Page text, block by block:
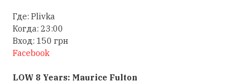
Где: Plivka
Когда: 23:00
Вход: 150 грн
Facebook
LOW 8 Years: Maurice Fulton